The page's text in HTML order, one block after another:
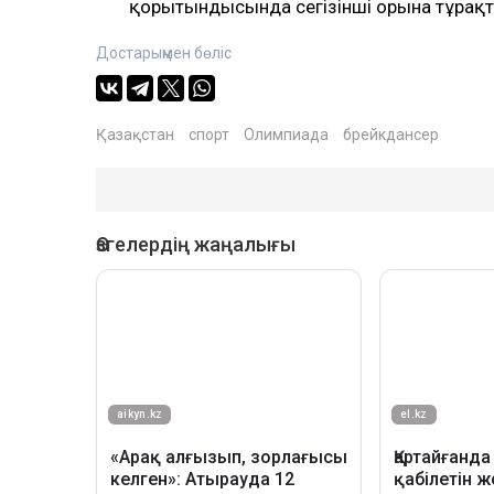
қорытындысында сегізінші орынға
Достарыңмен бөліс
Қазақстан спорт Олимпиада брейкдансер